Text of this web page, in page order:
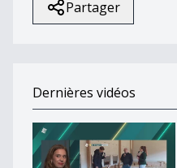
Partager
Dernières vidéos
Le meilleur de la saison